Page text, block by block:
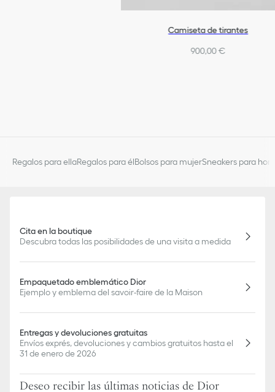
Camiseta de tirantes
900,00 €
Regalos para ellaRegalos para élBolsos para mujerSneakers para
Cita en la boutique
Descubra todas las posibilidades de una visita a medida
Empaquetado emblemático Dior
Ejemplo y emblema del savoir-faire de la Maison
Entregas y devoluciones gratuitas
Envíos exprés, devoluciones y cambios gratuitos hasta el
31 de enero de 2026
Deseo recibir las últimas noticias de Dior